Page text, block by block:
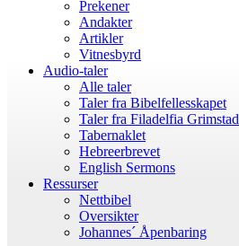
Prekener
Andakter
Artikler
Vitnesbyrd
Audio-taler
Alle taler
Taler fra Bibelfellesskapet
Taler fra Filadelfia Grimstad
Tabernaklet
Hebreerbrevet
English Sermons
Ressurser
Nettbibel
Oversikter
Johannes´ Åpenbaring